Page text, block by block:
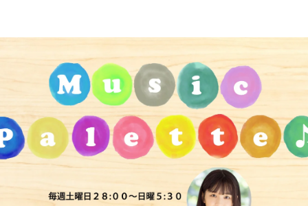
トピックス
お知らせ
イベント・グッズ
YouTube
会社情報